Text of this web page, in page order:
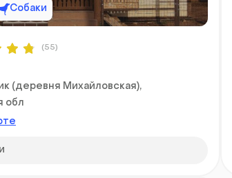
Собаки
(55)
(деревня Михайловская),
обл